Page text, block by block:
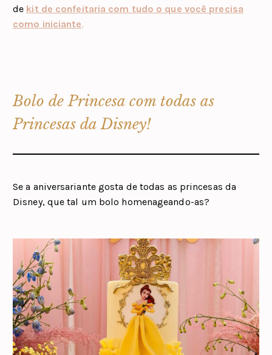
de kit de confeitaria com tudo o que você precisa
como iniciante.
Bolo de Princesa com todas as
Princesas da Disney!
Se a aniversariante gosta de todas as princesas da
Disney, que tal um bolo homenageando-as?